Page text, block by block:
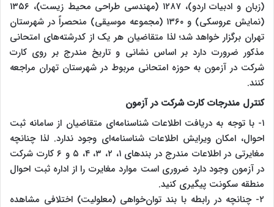
(زبان و ادبیات اردو)، ۱۲۸۷ (مهندسی طراحی محیط زیست)، ۱۳۵۶
(نمایش عروسکی) و ‌۱۳۶۰ (مجموعه موسیقی‌) منحصراً در شهرستان
تهران‌ برگزار خواهد شد؛ لذا متقاضیان هر یک از کدرشته‌های امتحانی
مذکور ضرورت‌ دارد بر اساس‌ نشانی و تاریخ مندرج بر روی کارت
شرکت در آزمون به حوزه امتحانی مربوط در شهرستان تهران مراجعه
کنند.
کنترل مندرجات کارت شرکت در آزمون
۱- با توجه به دریافت اطلاعات شناسنامه‌ای متقاضیان از سامانه ثبت
احوال، امکان ویرایش اطلاعات شناسنامه‌ای وجود ندارد. لذا چنانچه
مغایرتی در اطلاعات مندرج در بندهای ۱، ۲، ۳، ۴، ۵ و ۶ کارت شرکت
در آزمون وجود دارد ضروری است موارد مغایرت را از اداره ثبت احوال
منطقه سکونت پیگیری کنید.
۲- چنانچه‌ در رابطه با بند توان‌خواهی (معلولیت) اختلافی مشاهده